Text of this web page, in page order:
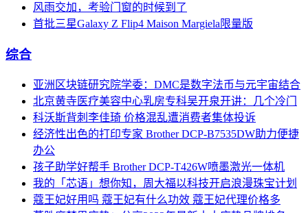
风雨交加，考验门窗的时候到了
首批三星Galaxy Z Flip4 Maison Margiela限量版
综合
亚洲区块链研究院学委：DMC是数字法币与元宇宙结合
北京黄寺医疗美容中心乳房专科吴开泉开讲：几个冷门
科沃斯背刺李佳琦 价格混乱遭消费者集体投诉
经济性出色的打印专家 Brother DCP-B7535DW助力便捷
办公
孩子助学好帮手 Brother DCP-T426W喷墨激光一体机
我的「芯语」想你知，周大福以科技开启浪漫珠宝计划
蔻王妃好用吗 蔻王妃有什么功效 蔻王妃代理价格多